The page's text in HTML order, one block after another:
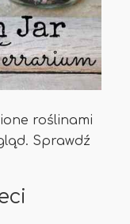
roślinami
Sprawdź